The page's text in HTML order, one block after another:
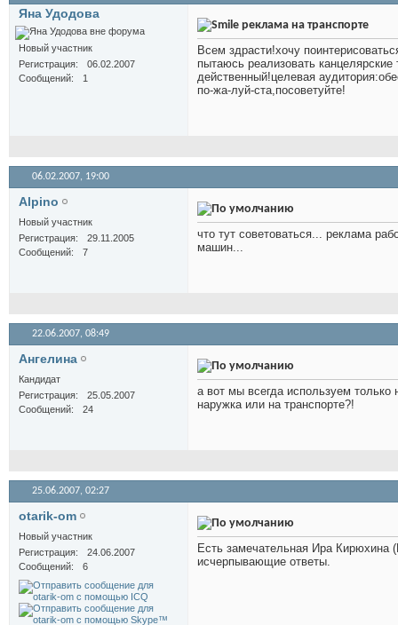
Яна Удодова
Новый участник
Регистрация
06.02.2007
Сообщений
1
реклама на транспорте
Всем здрасти!хочу
пытаюсь реализовать
действенный!целевая
по-жа-луй-ста,посоветуйте!
06.02.2007, 19:00
Alpino
Новый участник
Регистрация
29.11.2005
Сообщений
7
что тут советоваться... реклама
машин...
22.06.2007, 08:49
Ангелина
Кандидат
Регистрация
25.05.2007
Сообщений
24
а вот мы всегда используем
наружка или на транспорте?!
25.06.2007, 02:27
otarik-om
Новый участник
Регистрация
24.06.2007
Сообщений
6
Есть замечательная Ира
исчерпывающие ответы.